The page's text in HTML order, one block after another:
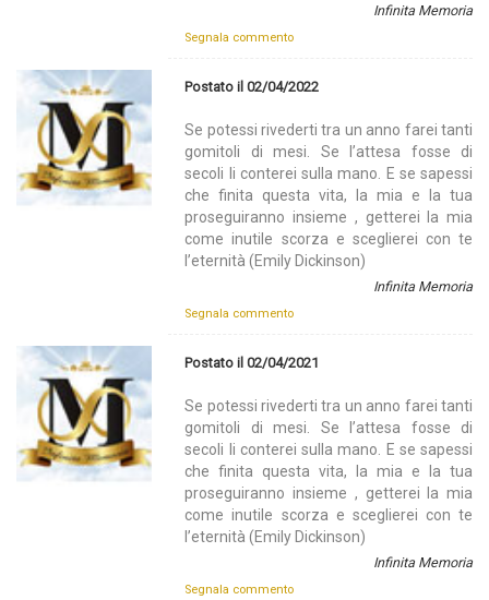
Infinita Memoria
Segnala commento
Postato il 02/04/2022
Se potessi rivederti tra un anno farei tanti
gomitoli di mesi. Se l’attesa fosse di
secoli li conterei sulla mano. E se sapessi
che finita questa vita, la mia e la tua
proseguiranno insieme , getterei la mia
come inutile scorza e sceglierei con te
l’eternità (Emily Dickinson)
Infinita Memoria
Segnala commento
Postato il 02/04/2021
Se potessi rivederti tra un anno farei tanti
gomitoli di mesi. Se l’attesa fosse di
secoli li conterei sulla mano. E se sapessi
che finita questa vita, la mia e la tua
proseguiranno insieme , getterei la mia
come inutile scorza e sceglierei con te
l’eternità (Emily Dickinson)
Infinita Memoria
Segnala commento